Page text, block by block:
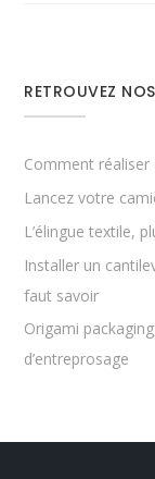
RETROUVEZ
Comment
Lancez votre
L’élingue textile,
Installer un
faut savoir
Origami
d’entreprosage